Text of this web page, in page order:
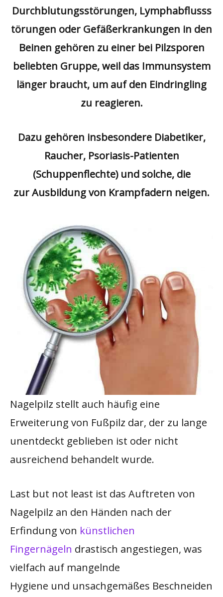
Durchblutungsstörungen, Lymphabflusss
törungen oder Gefäßerkrankungen in den
Beinen gehören zu einer bei Pilzsporen
beliebten Gruppe, weil das Immunsystem
länger braucht, um auf den Eindringling
zu reagieren.
Dazu gehören insbesondere Diabetiker,
Raucher, Psoriasis-Patienten
(Schuppenflechte) und solche, die
zur Ausbildung von Krampfadern neigen.
Nagelpilz stellt auch häufig eine
Erweiterung von Fußpilz dar, der zu lange
unentdeckt geblieben ist oder nicht
ausreichend behandelt wurde.
Last but not least ist das Auftreten von
Nagelpilz an den Händen nach der
Erfindung von künstlichen
Fingernägeln drastisch angestiegen, was
vielfach auf mangelnde
Hygiene und unsachgemäßes Beschneiden